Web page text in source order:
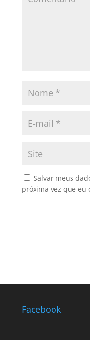
Salvar meus
próxima vez que eu
Facebook